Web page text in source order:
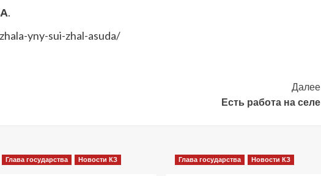
.
yny-sui-zhal-asuda/
Далее
Есть работа на селе
Глава государства Новости КЗ Глава государства Новости КЗ